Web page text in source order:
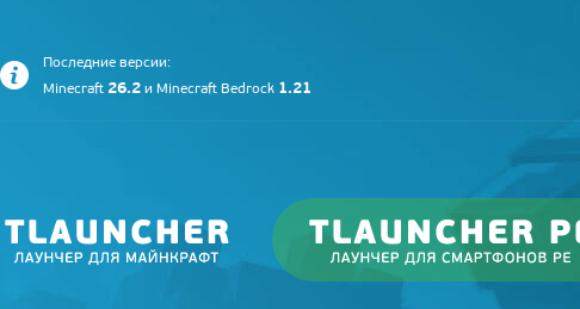
Последние версии:
Minecraft 26.2 и Minecraft Bedrock 1.21